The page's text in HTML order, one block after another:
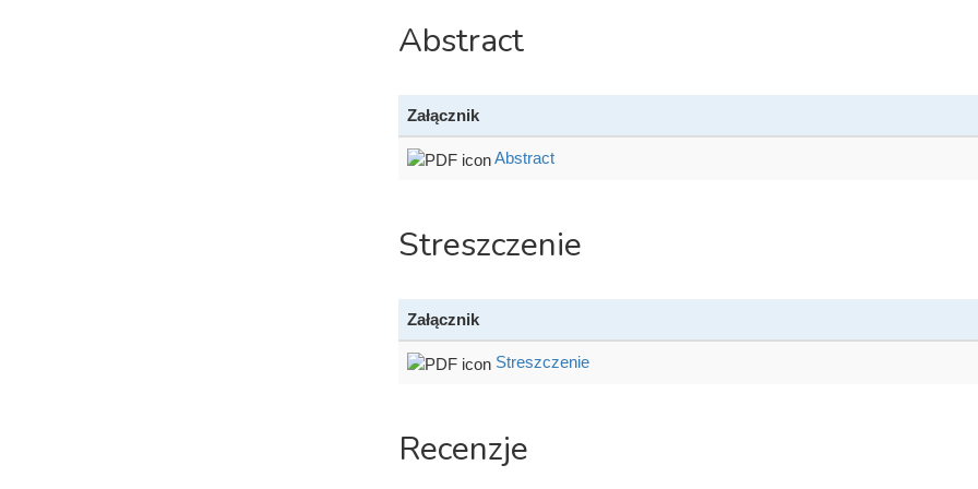
Abstract
Załącznik
Abstract
Streszczenie
Załącznik
Streszczenie
Recenzje